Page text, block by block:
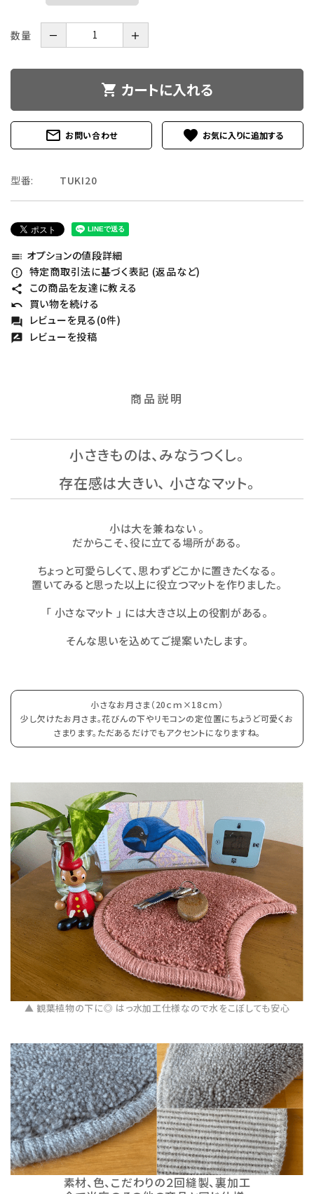
数量 － ＋
shopping_cart カートに入れる
mail_outline お問い合わせ favorite
型番: TUKI20
toc オプションの値段詳細
error_outline 特定商取引法に基づく表記 (返品など)
share この商品を友達に教える
undo 買い物を続ける
forum レビューを見る(0件)
rate_review レビューを投稿
商品説明
小さきものは、みなうつくし。
存在感は大きい、 小さなマット。
小は大を兼ねない 。
だからこそ、役に立てる場所がある。
ちょっと可愛らしくて、思わずどこかに置きたくなる。
置いてみると思った以上に役立つマットを作りました。
「 小さなマット 」 には大きさ以上の役割がある。
そんな思いを込めてご提案いたします。
小さなお月さま（20ｃｍ×18ｃｍ）
少し欠けたお月さま。花びんの下やリモコンの定位置にちょうど可愛くお
さまります。ただあるだけでもアクセントになりますね。
▲ 観葉植物の下に◎ はっ水加工仕様なので水をこぼしても安心
素材、色、こだわりの２回縫製、裏加工